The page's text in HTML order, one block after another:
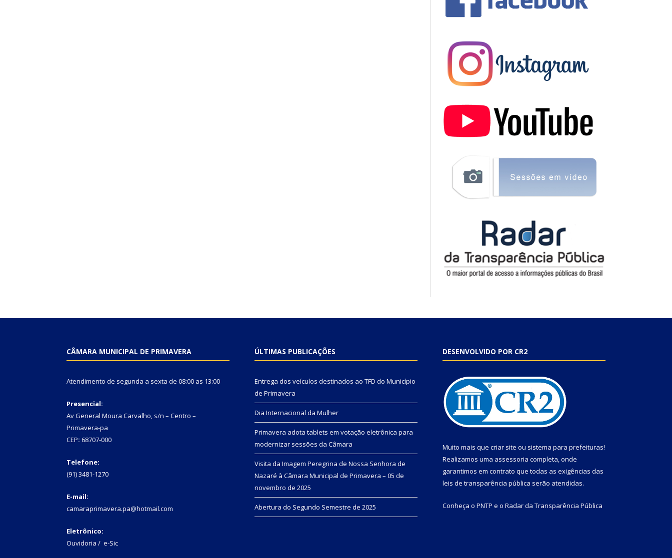
CÂMARA MUNICIPAL DE PRIMAVERA
Atendimento de segunda a sexta de 08:00 as 13:00
Presencial:
Av General Moura Carvalho, s/n – Centro –
Primavera-pa
CEP: 68707-000
Telefone:
(91) 3481-1270
E-mail:
camaraprimavera.pa@hotmail.com
Eletrônico:
Ouvidoria / e-Sic
ÚLTIMAS PUBLICAÇÕES
Entrega dos veículos destinados ao TFD do Município
de Primavera
Dia Internacional da Mulher
Primavera adota tablets em votação eletrônica para
modernizar sessões da Câmara
Visita da Imagem Peregrina de Nossa Senhora de
Nazaré à Câmara Municipal de Primavera – 05 de
novembro de 2025
Abertura do Segundo Semestre de 2025
DESENVOLVIDO POR CR2
Muito mais que criar site ou sistema para prefeituras!
Realizamos uma assessoria completa, onde
garantimos em contrato que todas as exigências das
leis de transparência pública serão atendidas.
Conheça o PNTP e o Radar da Transparência Pública